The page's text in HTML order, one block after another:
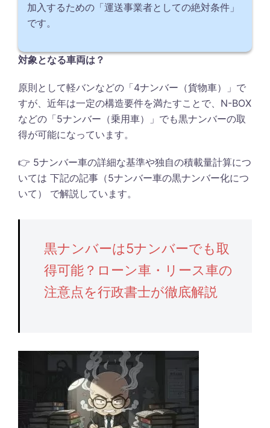
加入するための「運送事業者としての絶対条件」
です。
対象となる車両は？
原則として軽バンなどの「4ナンバー（貨物車）」で
すが、近年は一定の構造要件を満たすことで、N-BOX
などの「5ナンバー（乗用車）」でも黒ナンバーの取
得が可能になっています。
👉 5ナンバー車の詳細な基準や独自の積載量計算につ
いては 下記の記事（5ナンバー車の黒ナンバー化につ
いて） で解説しています。
黒ナンバーは5ナンバーでも取
得可能？ローン車・リース車の
注意点を行政書士が徹底解説